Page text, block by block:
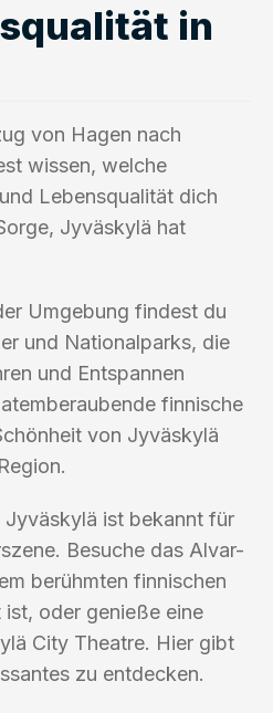
in
von Hagen nach
wissen, welche
Lebensqualität dich
Jyväskylä hat
Umgebung findest du
und Nationalparks, die
und Entspannen
finnische
von Jyväskylä
Jyväskylä ist bekannt für
Besuche das Alvar-
berühmten finnischen
oder genieße eine
City Theatre. Hier gibt
zu entdecken.